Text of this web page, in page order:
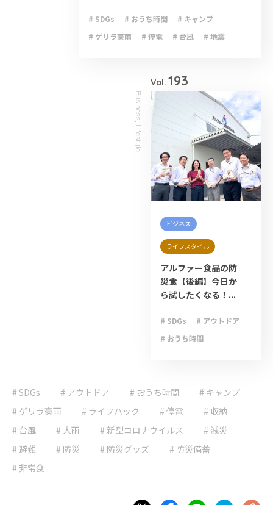
# SDGs # おうち時間
# キャンプ
# ゲリラ豪雨
# 停電 # 台風
# 地震
Business
,
Lifestyle
Vol. 193
ビジネス
ライフスタイル
アルファー食品の防
災食【後編】今日か
ら試したくなる！...
# SDGs
# アウトドア
# おうち時間
# ライフハック
# 停電
# 台風
# 地震
# 大雨
# 大雪
# 減災
# 防災備蓄
# 非常食
# SDGs # アウトドア # おうち時間
# キャンプ
# ゲリラ豪雨
# ライフハック # 停電
# 収納
# 台風
# 大雨 # 新型コロナウイルス
# 減災
# 避難
# 防災 # 防災グッズ
# 防災備蓄
# 非常食